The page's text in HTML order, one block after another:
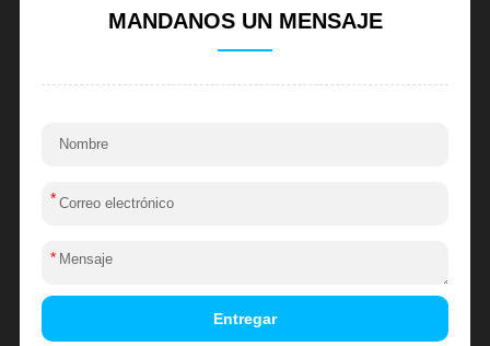
MANDANOS UN MENSAJE
*
*
Entregar